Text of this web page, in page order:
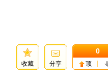
收藏 分享
0
顶